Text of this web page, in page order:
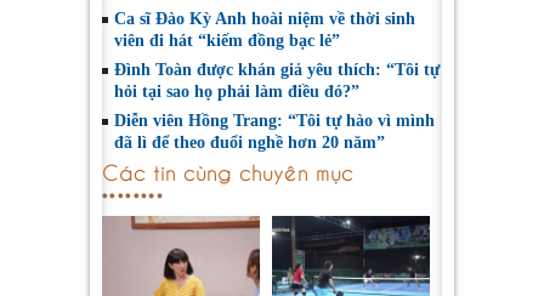
Ca sĩ Đào Kỳ Anh hoài niệm về thời sinh
viên đi hát “kiếm đồng bạc lẻ”
Đình Toàn được khán giả yêu thích: “Tôi tự
hỏi tại sao họ phải làm điều đó?”
Diễn viên Hồng Trang: “Tôi tự hào vì mình
đã lì để theo đuổi nghề hơn 20 năm”
Các tin cùng chuyên mục